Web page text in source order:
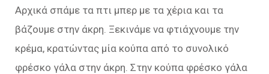
Αρχικά σπάμε τα πτι μπερ με τα χέρια και τα
βάζουμε στην άκρη. Ξεκινάμε να φτιάχνουμε την
κρέμα, κρατώντας μία κούπα από το συνολικό
φρέσκο γάλα στην άκρη. Στην κούπα φρέσκο γάλα